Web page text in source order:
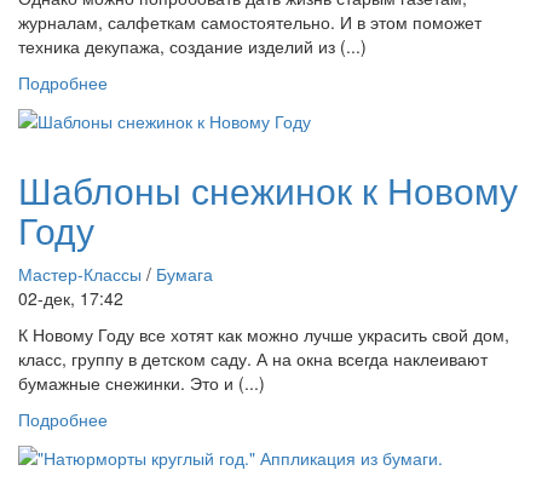
журналам, салфеткам самостоятельно. И в этом поможет
техника декупажа, создание изделий из (...)
Подробнее
Шаблоны снежинок к Новому
Году
Мастер-Классы / Бумага
02-дек, 17:42
К Новому Году все хотят как можно лучше украсить свой дом,
класс, группу в детском саду. А на окна всегда наклеивают
бумажные снежинки. Это и (...)
Подробнее